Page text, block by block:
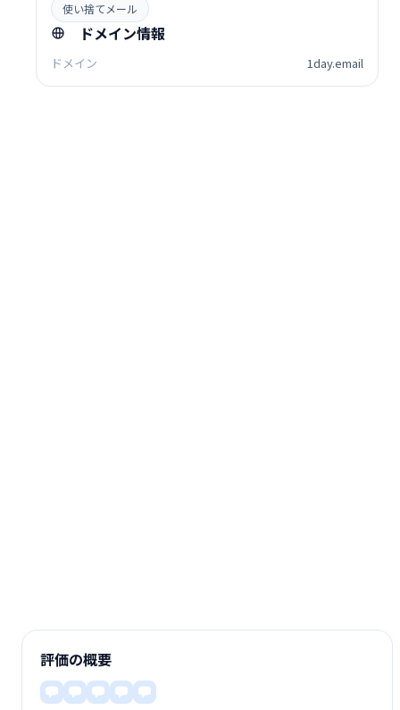
使い捨てメール
ドメイン情報
ドメイン 1day.email
評価の概要